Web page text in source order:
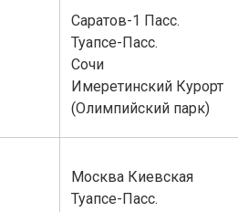
Саратов-1 Пасс.
Туапсе-Пасс.
Сочи
Имеретинский Курорт
(Олимпийский парк)
Москва Киевская
Туапсе-Пасс.